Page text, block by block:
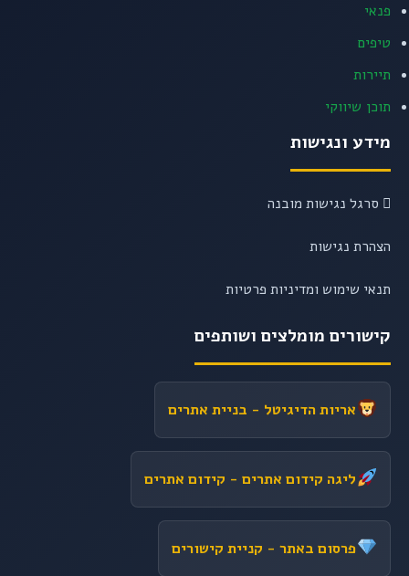
פנאי
טיפים
תיירות
תוכן שיווקי
מידע ונגישות
סרגל נגישות מובנה
הצהרת נגישות
תנאי שימוש ומדיניות פרטיות
קישורים מומלצים ושותפים
אריות הדיגיטל - בניית אתרים
ליגה קידום אתרים- קידום אתרים
פרסום באתר- קניית קישורים